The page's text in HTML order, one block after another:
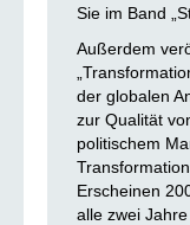
Sie im Band
Außerdem
der globalen
zur Qualität
politischem
Erscheinen
alle zwei